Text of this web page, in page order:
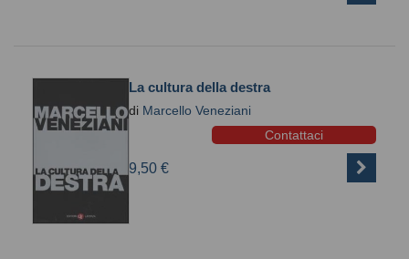
La cultura della destra
di Marcello Veneziani
Contattaci
9,50 €